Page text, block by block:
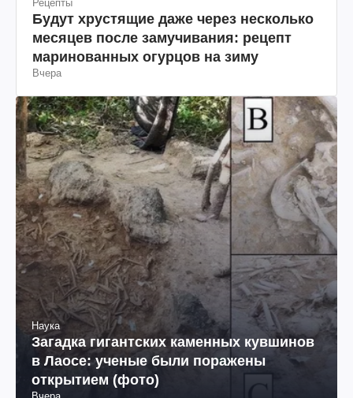
Рецепты
Будут хрустящие даже через несколько
месяцев после замучивания: рецепт
маринованных огурцов на зиму
Вчера
Наука
Загадка гигантских каменных кувшинов
в Лаосе: ученые были поражены
открытием (фото)
Вчера